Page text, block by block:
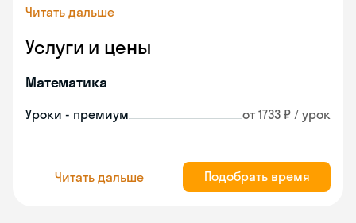
Читать дальше
Услуги и цены
Математика
Уроки - премиум от 1733 ₽ / урок
Читать дальше Подобрать время